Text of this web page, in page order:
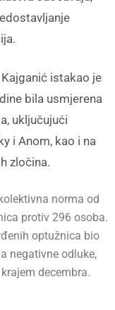
istakao je
bila usmjerena
uključujući
i Anom, kao i na
zločina.
norma od
protiv 296 osoba.
optužnica bio
negativne odluke,
decembra.